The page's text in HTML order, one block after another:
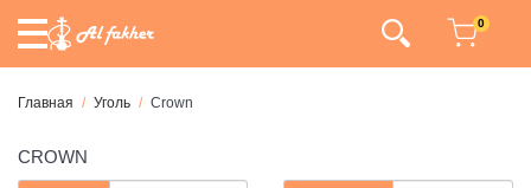
0
Главная Уголь Crown
CROWN